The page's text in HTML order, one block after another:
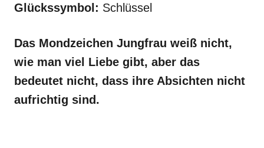
Glückssymbol: Schlüssel
Das Mondzeichen Jungfrau weiß nicht,
wie man viel Liebe gibt, aber das
bedeutet nicht, dass ihre Absichten nicht
aufrichtig sind.